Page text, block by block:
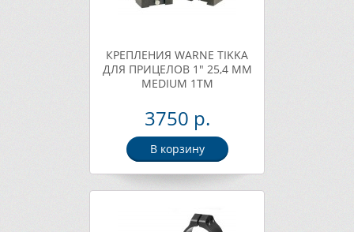
КРЕПЛЕНИЯ WARNE TIKKA
ДЛЯ ПРИЦЕЛОВ 1" 25,4 ММ
MEDIUM 1TM
3750 р.
В корзину